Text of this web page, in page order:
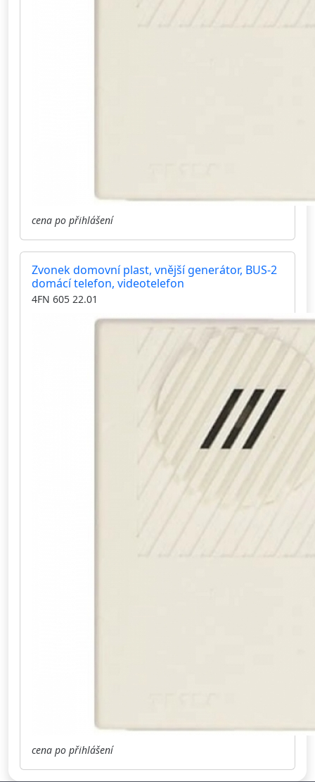
cena po přihlášení
Zvonek domovní plast, vnější generátor, BUS-2
domácí telefon, videotelefon
4FN 605 22.01
cena po přihlášení